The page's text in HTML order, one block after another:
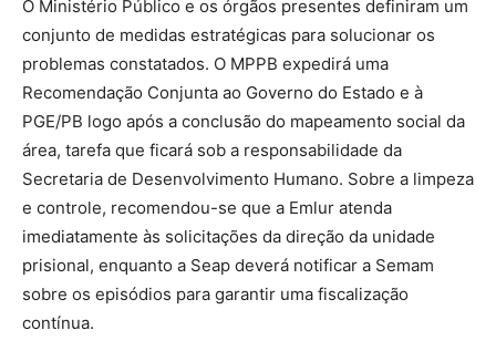
O Ministério Público e os órgãos presentes definiram um
conjunto de medidas estratégicas para solucionar os
problemas constatados. O MPPB expedirá uma
Recomendação Conjunta ao Governo do Estado e à
PGE/PB logo após a conclusão do mapeamento social da
área, tarefa que ficará sob a responsabilidade da
Secretaria de Desenvolvimento Humano. Sobre a limpeza
e controle, recomendou-se que a Emlur atenda
imediatamente às solicitações da direção da unidade
prisional, enquanto a Seap deverá notificar a Semam
sobre os episódios para garantir uma fiscalização
contínua.